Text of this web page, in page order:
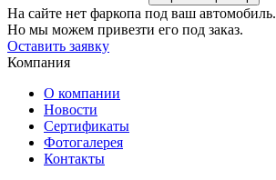
На сайте нет фаркопа под ваш автомобиль.
Но мы можем привезти его под заказ.
Оставить заявку
Компания
О компании
Новости
Сертификаты
Фотогалерея
Контакты